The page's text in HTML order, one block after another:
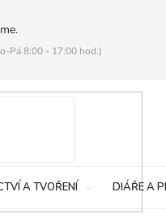
Pá 8:00 - 17:00 hod.)
A TVOŘENÍ DIÁŘE A